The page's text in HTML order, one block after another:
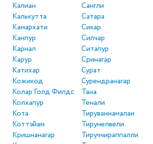
Калиан
Калькутта
Камархати
Канпур
Карнал
Карур
Катихар
Кожикод
Колар Голд Филдс
Колхапур
Кота
Коттэйам
Кришнанагар
Сангли
Сатара
Сикар
Силчар
Ситапур
Сринагар
Сурат
Сурендранагар
Тана
Тенали
Тируваннамалаи
Тирунелвели
Тируччираппалли